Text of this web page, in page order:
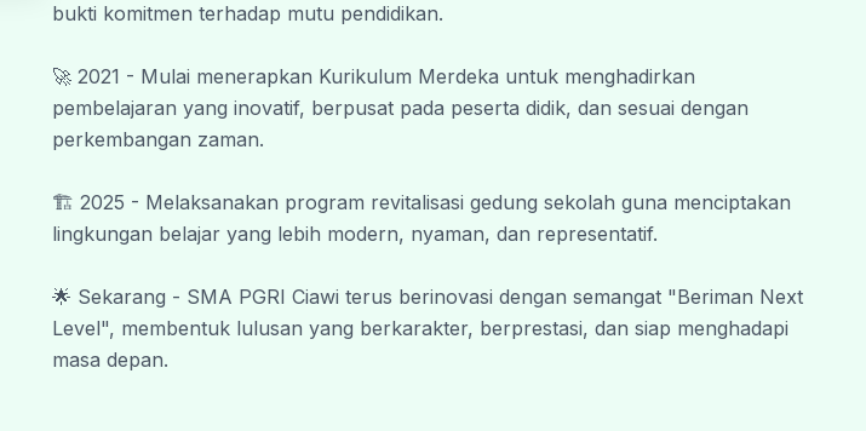
bukti komitmen terhadap mutu pendidikan.
🚀 2021 - Mulai menerapkan Kurikulum Merdeka untuk menghadirkan
pembelajaran yang inovatif, berpusat pada peserta didik, dan sesuai dengan
perkembangan zaman.
🏗️ 2025 - Melaksanakan program revitalisasi gedung sekolah guna menciptakan
lingkungan belajar yang lebih modern, nyaman, dan representatif.
🌟 Sekarang - SMA PGRI Ciawi terus berinovasi dengan semangat "Beriman Next
Level", membentuk lulusan yang berkarakter, berprestasi, dan siap menghadapi
masa depan.